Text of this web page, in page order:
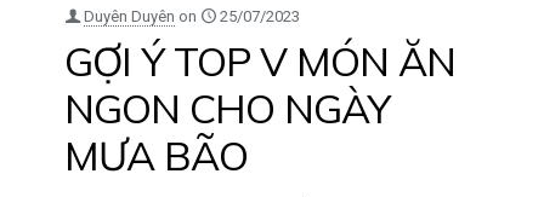
Duyên Duyên on 25/07/2023
GỢI Ý TOP V MÓN ĂN
NGON CHO NGÀY
MƯA BÃO